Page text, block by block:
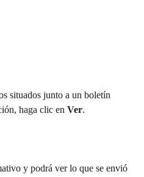
situados junto a un boletín
haga clic en Ver.
y podrá ver lo que se envió